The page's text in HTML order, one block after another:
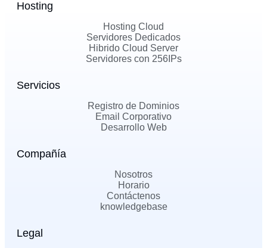
Hosting
Hosting Cloud
Servidores Dedicados
Hibrido Cloud Server
Servidores con 256IPs
Servicios
Registro de Dominios
Email Corporativo
Desarrollo Web
Compañía
Nosotros
Horario
Contáctenos
knowledgebase
Legal